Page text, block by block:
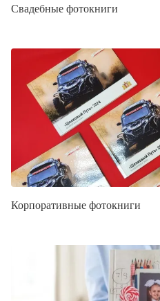
Свадебные фотокниги
Корпоративные фотокниги